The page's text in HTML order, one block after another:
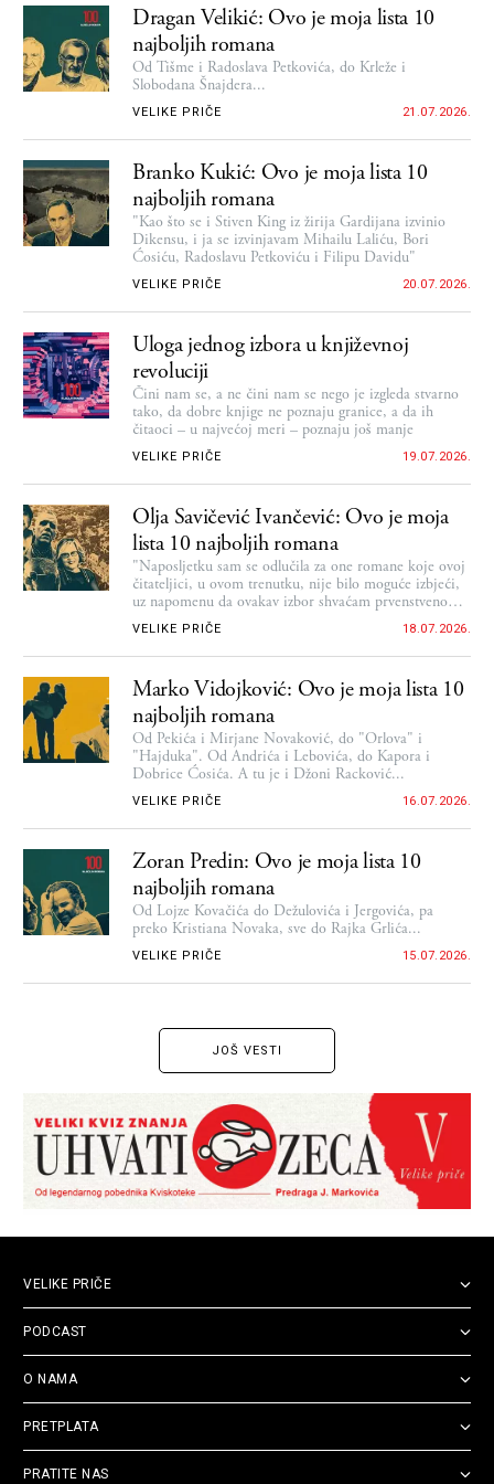
Dragan Velikić: Ovo je moja lista 10
najboljih romana
Od Tišme i Radoslava Petkovića, do Krleže i
Slobodana Šnajdera...
VELIKE PRIČE 21.07.2026.
Branko Kukić: Ovo je moja lista 10
najboljih romana
"Kao što se i Stiven King iz žirija Gardijana izvinio
Dikensu, i ja se izvinjavam Mihailu Laliću, Bori
Ćosiću, Radoslavu Petkoviću i Filipu Davidu"
VELIKE PRIČE 20.07.2026.
Uloga jednog izbora u književnoj
revoluciji
Čini nam se, a ne čini nam se nego je izgleda stvarno
tako, da dobre knjige ne poznaju granice, a da ih
čitaoci – u najvećoj meri – poznaju još manje
VELIKE PRIČE 19.07.2026.
Olja Savičević Ivančević: Ovo je moja
lista 10 najboljih romana
"Naposljetku sam se odlučila za one romane koje ovoj
čitateljici, u ovom trenutku, nije bilo moguće izbjeći,
uz napomenu da ovakav izbor shvaćam prvenstveno
kao zabavnu preporuku i otkrivanje dobrih naslova
jedne čitateljice drugim čitateljima"
VELIKE PRIČE 18.07.2026.
Marko Vidojković: Ovo je moja lista 10
najboljih romana
Od Pekića i Mirjane Novaković, do "Orlova" i
"Hajduka". Od Andrića i Lebovića, do Kapora i
Dobrice Ćosića. A tu je i Džoni Racković...
VELIKE PRIČE 16.07.2026.
Zoran Predin: Ovo je moja lista 10
najboljih romana
Od Lojze Kovačića do Dežulovića i Jergovića, pa
preko Kristiana Novaka, sve do Rajka Grlića...
VELIKE PRIČE 15.07.2026.
JOŠ VESTI
VELIKE PRIČE
PODCAST
O NAMA
PRETPLATA
PRATITE NAS